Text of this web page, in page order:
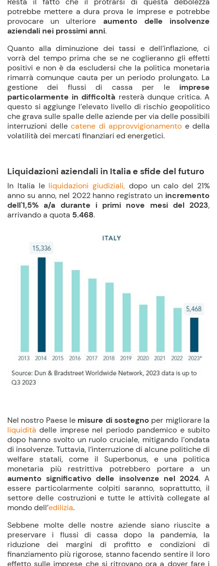
potrebbe mettere a dura prova le imprese e potrebbe
provocare un ulteriore aumento delle insolvenze
aziendali nei prossimi anni.
Quanto alla diminuzione dei tassi e dell’inflazione, ci
vorrà del tempo prima che se ne coglieranno gli effetti
positivi e non è da escludersi che la politica monetaria
rimarrà comunque cauta per un periodo prolungato. La
gestione dei flussi di cassa per le imprese
particolarmente in difficoltà resterà dunque critica. A
questo si aggiunge l’elevato livello di rischio geopolitico
che grava sulle spalle delle aziende per via delle possibili
interruzioni delle catene di approvvigionamento e della
volatilità dei mercati finanziari ed energetici.
Liquidazioni aziendali in Italia e sfide del futuro
In Italia le liquidazioni giudiziali, dopo un calo del 21%
anno su anno, nel 2022 hanno registrato un incremento
dell'1,5% a/a durante i primi nove mesi del 2023,
arrivando a quota 5.468.
Nel nostro Paese le misure di sostegno per migliorare la
liquidità delle imprese nel periodo pandemico e subito
dopo hanno svolto un ruolo cruciale, mitigando l’ondata
di insolvenze. Tuttavia, l’interruzione di alcune politiche di
welfare statali, come il Superbonus, e una politica
monetaria più restrittiva potrebbero portare a un
aumento significativo delle insolvenze nel 2024. A
essere particolarmente colpiti saranno, soprattutto, il
settore delle costruzioni e tutte le attività collegate al
mondo dell’edilizia.
Sebbene molte delle nostre aziende siano riuscite a
preservare i flussi di cassa dopo la pandemia, la
riduzione dei margini di profitto e condizioni di
finanziamento più rigorose, stanno facendo sentire il loro